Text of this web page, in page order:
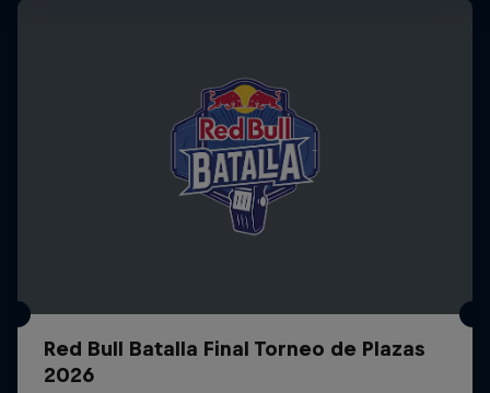
Red Bull Batalla Final Torneo de Plazas
2026